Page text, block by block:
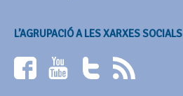
L’AGRUPACIÓ A LES XARXES SOCIALS